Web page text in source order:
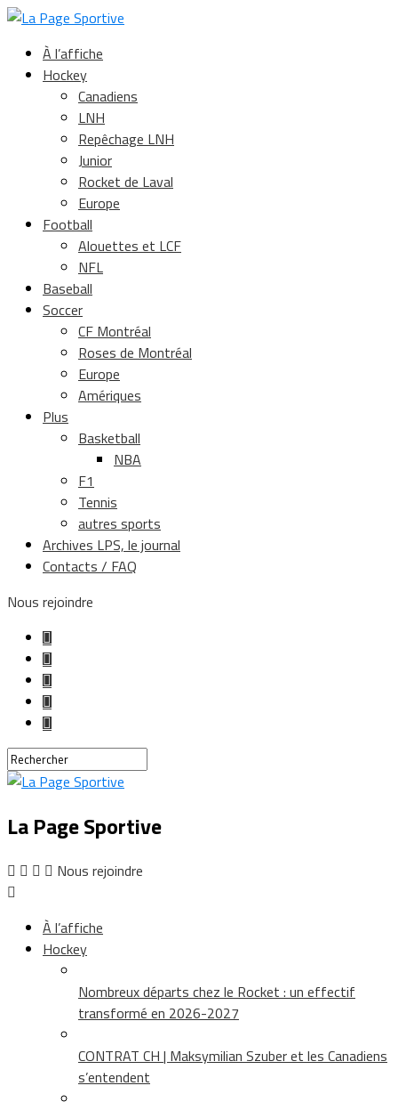
À l’affiche
Hockey
Canadiens
LNH
Repêchage LNH
Junior
Rocket de Laval
Europe
Football
Alouettes et LCF
NFL
Baseball
Soccer
CF Montréal
Roses de Montréal
Europe
Amériques
Plus
Basketball
NBA
F1
Tennis
autres sports
Archives LPS, le journal
Contacts / FAQ
Nous rejoindre
La Page Sportive
Nous rejoindre
À l’affiche
Hockey
Nombreux départs chez le Rocket : un effectif
transformé en 2026-2027
CONTRAT CH | Maksymilian Szuber et les Canadiens
s’entendent